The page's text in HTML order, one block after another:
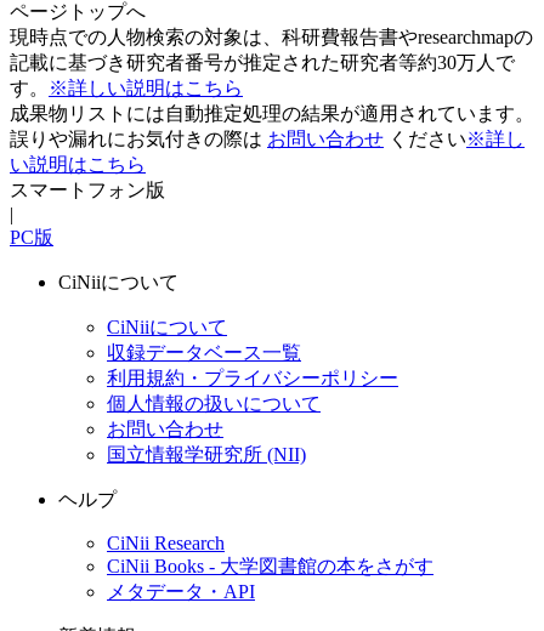
ページトップへ
現時点での人物検索の対象は、科研費報告書やresearchmapの
記載に基づき研究者番号が推定された研究者等約30万人で
す。
※詳しい説明はこちら
成果物リストには自動推定処理の結果が適用されています。
誤りや漏れにお気付きの際は お問い合わせ ください※詳し
い説明はこちら
スマートフォン版
|
PC版
CiNiiについて
CiNiiについて
収録データベース一覧
利用規約・プライバシーポリシー
個人情報の扱いについて
お問い合わせ
国立情報学研究所 (NII)
ヘルプ
CiNii Research
CiNii Books - 大学図書館の本をさがす
メタデータ・API